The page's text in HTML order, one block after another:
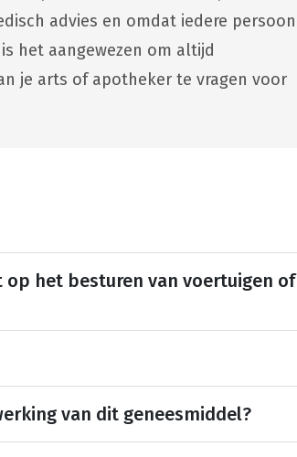
advies en omdat iedere persoon
het aangewezen om altijd
je arts of apotheker te vragen voor
het besturen van voertuigen of
van dit geneesmiddel?